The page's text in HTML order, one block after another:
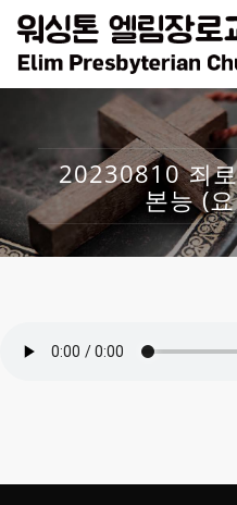
20230810 죄
본능 (